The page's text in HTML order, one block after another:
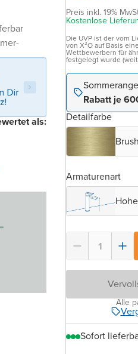
als:
Preis inkl. 19%
Kostenlose
Die UVP ist der vom
von X²O auf Basis
Wettbewerbern für
festgelegt wurde
Rabatt je
Detailfarbe
Armaturenart
Alle
Sofort